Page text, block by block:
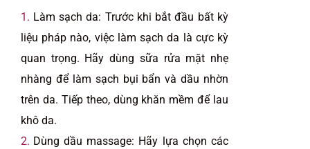
Làm sạch da: Trước khi bắt đầu bất kỳ
liệu pháp nào, việc làm sạch da là cực kỳ
quan trọng. Hãy dùng sữa rửa mặt nhẹ
nhàng để làm sạch bụi bẩn và dầu nhờn
trên da. Tiếp theo, dùng khăn mềm để lau
khô da.
Dùng dầu massage: Hãy lựa chọn các